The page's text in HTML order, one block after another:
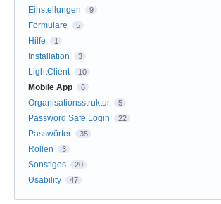
Einstellungen 9
Formulare 5
Hilfe 1
Installation 3
LightClient 10
Mobile App 6
Organisationsstruktur 5
Password Safe Login 22
Passwörter 35
Rollen 3
Sonstiges 20
Usability 47